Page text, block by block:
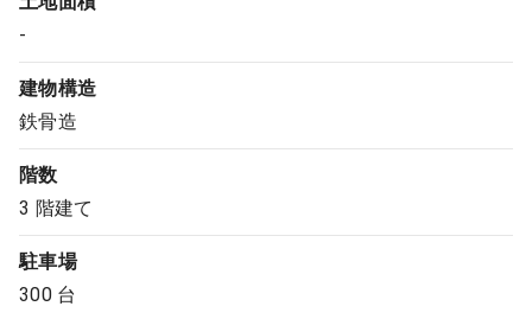
-
建物構造
鉄骨造
階数
3 階建て
駐車場
300 台